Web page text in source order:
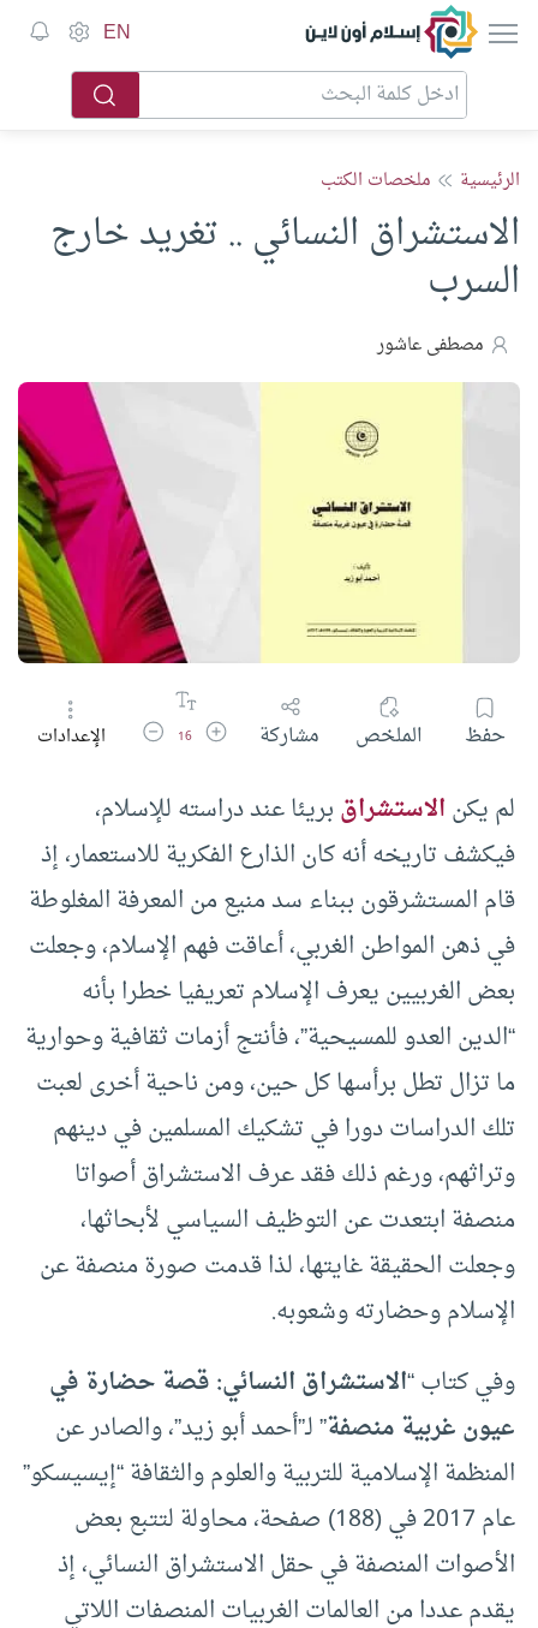
إسلام أون لاين EN
الرئيسية ملخصات الكتب
الاستشراق النسائي .. تغريد خارج
السرب
مصطفى عاشور
حفظ الملخص مشاركة زيادة حجم الخط
16 تقليل حجم الخط
الإعدادات
لم يكنالاستشراقبريئا عند دراسته للإسلام،
فيكشف تاريخه أنه كان الذارع الفكرية للاستعمار، إذ
قام المستشرقون ببناء سد منيع من المعرفة المغلوطة
في ذهن المواطن الغربي، أعاقت فهم الإسلام، وجعلت
بعض الغربيين يعرف الإسلام تعريفيا خطرا بأنه
“الدين العدو للمسيحية”، فأنتج أزمات ثقافية وحوارية
ما تزال تطل برأسها كل حين، ومن ناحية أخرى لعبت
تلك الدراسات دورا في تشكيك المسلمين في دينهم
وتراثهم، ورغم ذلك فقد عرف الاستشراق أصواتا
منصفة ابتعدت عن التوظيف السياسي لأبحاثها،
وجعلت الحقيقة غايتها، لذا قدمت صورة منصفة عن
الإسلام وحضارته وشعوبه.
وفي كتاب “الاستشراق النسائي: قصة حضارة في
عيون غربية منصفة” لـ”أحمد أبو زيد”، والصادر عن
المنظمة الإسلامية للتربية والعلوم والثقافة “إيسيسكو”
عام 2017 في (188) صفحة، محاولة لتتبع بعض
الأصوات المنصفة في حقل الاستشراق النسائي، إذ
يقدم عددا من العالمات الغربيات المنصفات اللاتي